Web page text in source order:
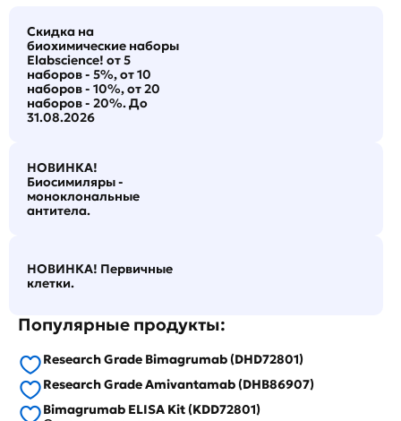
Скидка на
биохимические наборы
Elabscience! от 5
наборов - 5%, от 10
наборов - 10%, от 20
наборов - 20%. До
31.08.2026
НОВИНКА!
Биосимиляры -
моноклональные
антитела.
НОВИНКА! Первичные
клетки.
Популярные продукты:
Research Grade Bimagrumab (DHD72801)
Research Grade Amivantamab (DHB86907)
Bimagrumab ELISA Kit (KDD72801)